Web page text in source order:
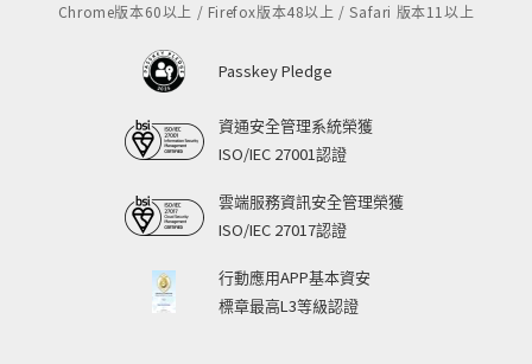
Chrome版本60以上 / Firefox版本48以上 / Safari 版本11以上
Passkey Pledge
資通安全管理系統榮獲
ISO/IEC 27001認證
雲端服務資訊安全管理榮獲
ISO/IEC 27017認證
行動應用APP基本資安
標章最高L3等級認證